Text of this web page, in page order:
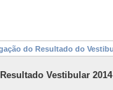
do Resultado do
Vestibular